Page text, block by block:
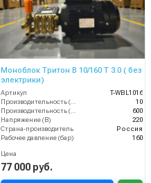
Моноблок Тритон B 10/160 T 3.0 ( без
электрики)
Артикул
T-WBL1016
10
600
Напряжение (В)
220
Страна-производитель
Россия
Рабочее давление (бар)
160
Цена
77 000 руб.